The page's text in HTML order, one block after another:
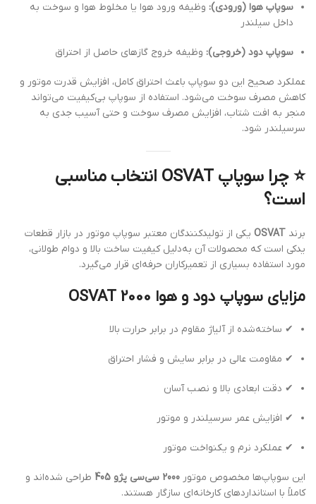
سوپاپ هوا (ورودی): وظیفه ورود هوا یا مخلوط هوا و سوخت به
داخل سیلندر
سوپاپ دود (خروجی): وظیفه خروج گازهای حاصل از احتراق
عملکرد صحیح این دو سوپاپ باعث احتراق کامل، افزایش قدرت موتور و
کاهش مصرف سوخت می‌شود. استفاده از سوپاپ بی‌کیفیت می‌تواند
منجر به افت شتاب، افزایش مصرف سوخت و حتی آسیب جدی به
سرسیلندر شود.
⭐
چرا سوپاپ OSVAT انتخاب مناسبی
است؟
برند OSVAT یکی از تولیدکنندگان معتبر سوپاپ موتور در بازار قطعات
یدکی است که محصولات آن به‌دلیل کیفیت ساخت بالا و دوام طولانی،
مورد استفاده بسیاری از تعمیرکاران حرفه‌ای قرار می‌گیرد.
مزایای سوپاپ دود و هوا 2000 OSVAT
✔ ساخته‌شده از آلیاژ مقاوم در برابر حرارت بالا
✔ مقاومت عالی در برابر سایش و فشار احتراق
✔ دقت ابعادی بالا و نصب آسان
✔ افزایش عمر سرسیلندر و موتور
✔ عملکرد نرم و یکنواخت موتور
این سوپاپ‌ها مخصوص موتور 2000 سی‌سی پژو 405
طراحی شده‌اند و
کاملاً با استانداردهای کارخانه‌ای سازگار هستند.